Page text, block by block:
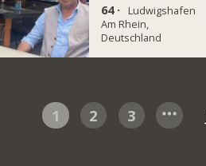
64 ·
Ludwigshafen
Am Rhein,
Deutschland
1 2 3